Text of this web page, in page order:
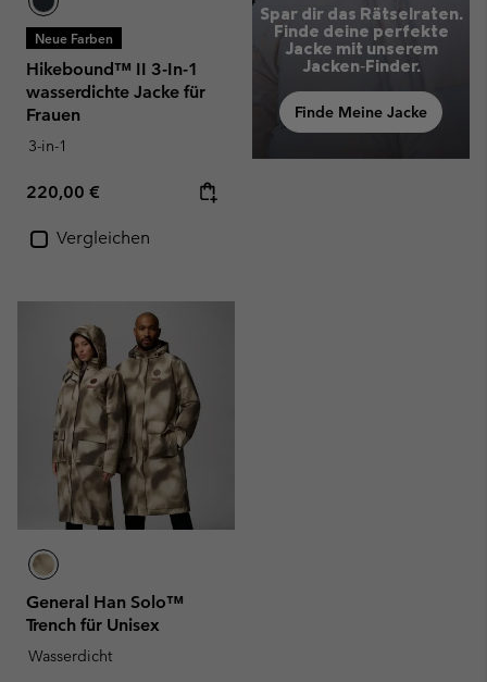
Neue Farben
Hikebound™ II 3-In-1
wasserdichte Jacke für
Frauen
3-in-1
Regular price:
220,00 €
Vergleichen
Spar dir das Rätselraten.
Finde deine perfekte
Jacke mit unserem
Jacken‑Finder.
Finde Meine Jacke
General Han Solo™
Trench für Unisex
Wasserdicht